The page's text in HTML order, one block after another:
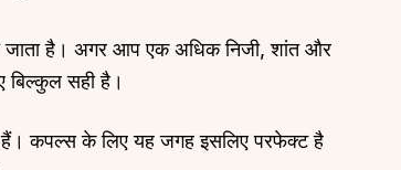
जाता है। अगर आप एक अधिक निजी, शांत और
बिल्कुल सही है।
कपल्स के लिए यह जगह इसलिए परफेक्ट है